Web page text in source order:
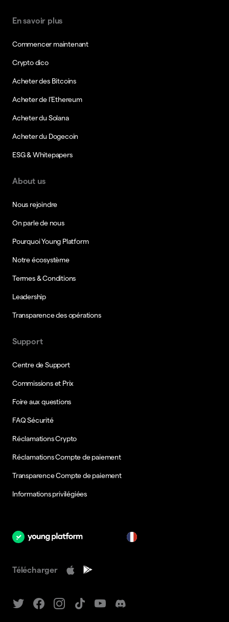
En savoir plus
Commencer maintenant
Crypto dico
Acheter des Bitcoins
Acheter de l’Ethereum
Acheter du Solana
Acheter du Dogecoin
ESG & Whitepapers
About us
Nous rejoindre
On parle de nous
Pourquoi Young Platform
Notre écosystème
Termes & Conditions
Leadership
Transparence des opérations
Support
Centre de Support
Commissions et Prix
Foire aux questions
FAQ Sécurité
Réclamations Crypto
Réclamations Compte de paiement
Transparence Compte de paiement
Informations privilégiées
Télécharger